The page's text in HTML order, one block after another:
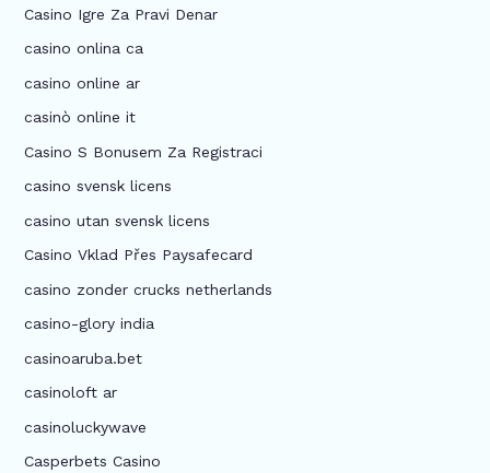
Casino Igre Za Pravi Denar
casino onlina ca
casino online ar
casinò online it
Casino S Bonusem Za Registraci
casino svensk licens
casino utan svensk licens
Casino Vklad Přes Paysafecard
casino zonder crucks netherlands
casino-glory india
casinoaruba.bet
casinoloft ar
casinoluckywave
Casperbets Casino